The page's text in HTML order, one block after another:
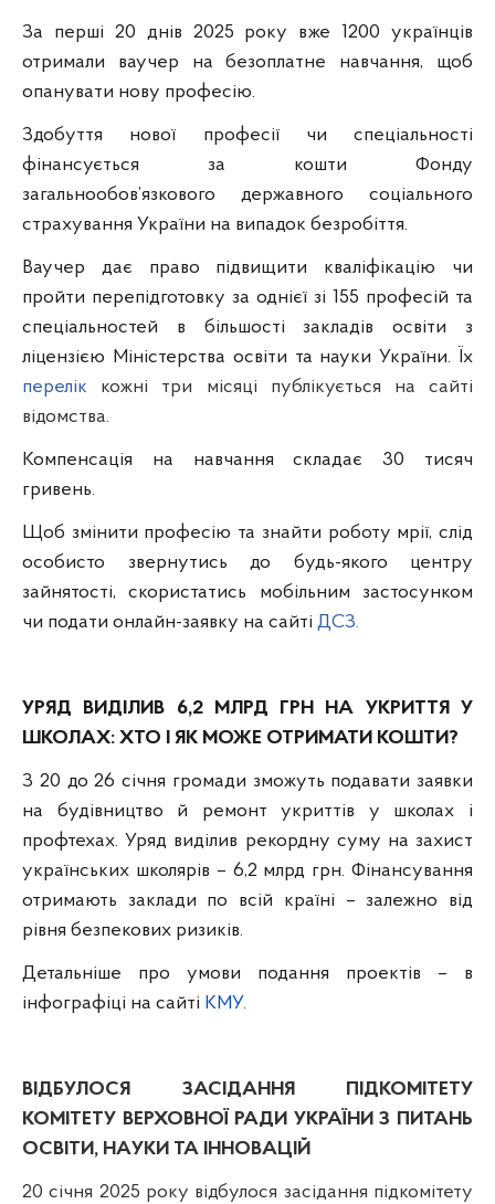
За перші 20 днів 2025 року вже 1200 українців
отримали ваучер на безоплатне навчання, щоб
опанувати нову професію.
Здобуття нової професії чи спеціальності
фінансується за кошти Фонду
загальнообов’язкового державного соціального
страхування України на випадок безробіття.
Ваучер дає право підвищити кваліфікацію чи
пройти перепідготовку за однієї зі 155 професій та
спеціальностей в більшості закладів освіти з
ліцензією Міністерства освіти та науки України. Їх
перелік кожні три місяці публікується на сайті
відомства.
Компенсація на навчання складає 30 тисяч
гривень.
Щоб змінити професію та знайти роботу мрії, слід
особисто звернутись до будь-якого центру
зайнятості, скористатись мобільним застосунком
чи подати онлайн-заявку на сайті ДСЗ.
УРЯД ВИДІЛИВ 6,2 МЛРД ГРН НА УКРИТТЯ У
ШКОЛАХ: ХТО І ЯК МОЖЕ ОТРИМАТИ КОШТИ?
З 20 до 26 січня громади зможуть подавати заявки
на будівництво й ремонт укриттів у школах і
профтехах. Уряд виділив рекордну суму на захист
українських школярів – 6,2 млрд грн. Фінансування
отримають заклади по всій країні – залежно від
рівня безпекових ризиків.
Детальніше про умови подання проектів – в
інфографіці на сайті КМУ.
ВІДБУЛОСЯ ЗАСІДАННЯ ПІДКОМІТЕТУ
КОМІТЕТУ ВЕРХОВНОЇ РАДИ УКРАЇНИ З ПИТАНЬ
ОСВІТИ, НАУКИ ТА ІННОВАЦІЙ
20 січня 2025 року відбулося засідання підкомітету